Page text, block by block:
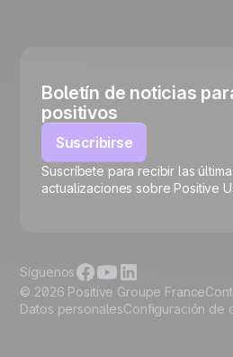
🍪
Boletín de noticias
positivos
Suscribirse
Suscríbete para recibir las
actualizaciones sobre Positive
© 2026 Positive Groupe France
Datos personalesConfiguración de
Síguenos